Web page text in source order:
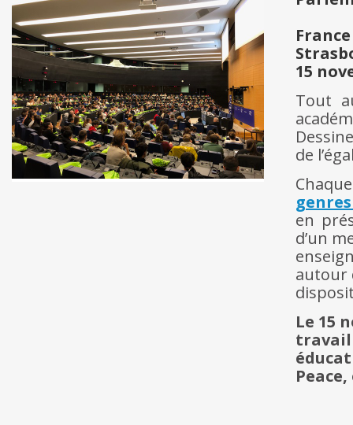
France
15
Tout
de
en
d’un
autour
Le 15
travail